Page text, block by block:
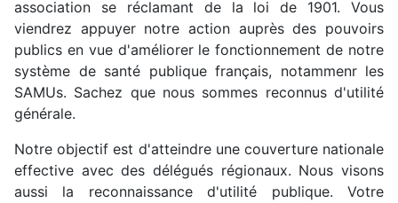
association se réclamant de la loi de 1901. Vous
viendrez appuyer notre action auprès des pouvoirs
publics en vue d'améliorer le fonctionnement de notre
système de santé publique français, notammenr les
SAMUs. Sachez que nous sommes reconnus d'utilité
générale.
Notre objectif est d'atteindre une couverture nationale
effective avec des délégués régionaux. Nous visons
aussi la reconnaissance d'utilité publique. Votre